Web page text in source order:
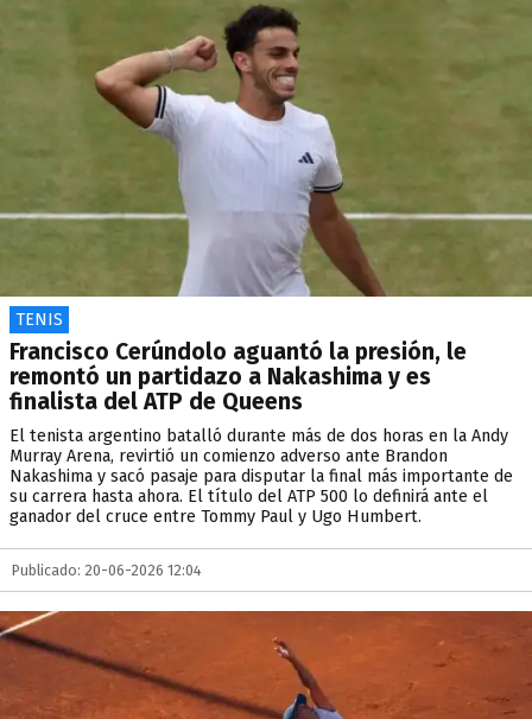
TENIS
Francisco Cerúndolo aguantó la presión, le
remontó un partidazo a Nakashima y es
finalista del ATP de Queens
El tenista argentino batalló durante más de dos horas en la Andy
Murray Arena, revirtió un comienzo adverso ante Brandon
Nakashima y sacó pasaje para disputar la final más importante de
su carrera hasta ahora. El título del ATP 500 lo definirá ante el
ganador del cruce entre Tommy Paul y Ugo Humbert.
Publicado: 20-06-2026 12:04